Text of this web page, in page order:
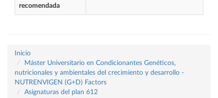
recomendada
Inicio
Máster Universitario en Condicionantes Genéticos,
nutricionales y ambientales del crecimiento y desarrollo -
NUTRENVIGEN (G+D) Factors
Asignaturas del plan 612